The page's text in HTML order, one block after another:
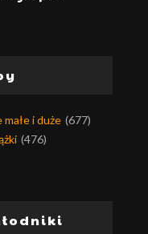
i duże (677)
(476)